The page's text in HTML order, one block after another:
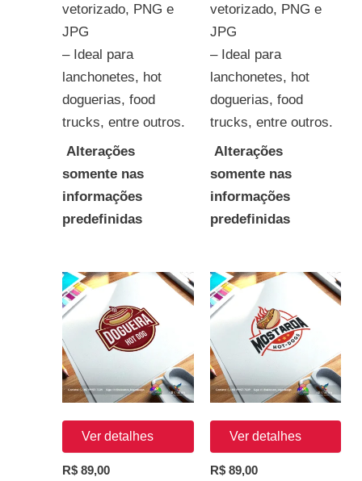
vetorizado, PNG e
JPG
– Ideal para
lanchonetes, hot
doguerias, food
trucks, entre outros.
Alterações
somente nas
informações
predefinidas
vetorizado, PNG e
JPG
– Ideal para
lanchonetes, hot
doguerias, food
trucks, entre outros.
Alterações
somente nas
informações
predefinidas
Ver detalhes
R$ 89,00
Ver detalhes
R$89,00